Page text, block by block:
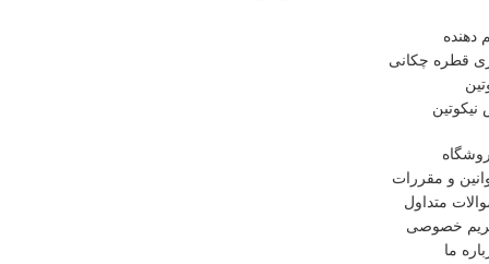
دهنده
قطره چکانی
نیکوتین
و مقررات
متداول
خصوصی
ما